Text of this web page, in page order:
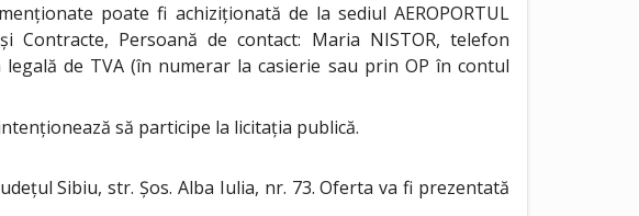
poate fi achiziționată de la sediul AEROPORTUL
Contracte, Persoană de contact: Maria NISTOR, telefon
de TVA (în numerar la casierie sau prin OP în contul
să participe la licitația publică.
Sibiu, str. Șos. Alba Iulia, nr. 73. Oferta va fi prezentată